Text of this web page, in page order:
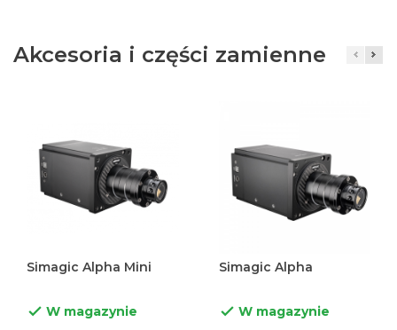
Akcesoria i części zamienne
Simagic Alpha Mini
 W magazynie
Simagic Alpha
 W magazynie